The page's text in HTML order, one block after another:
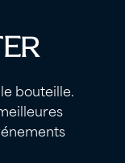
bouteille.